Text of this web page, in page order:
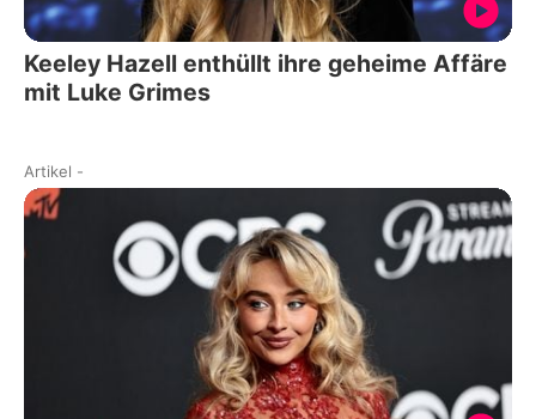
Keeley Hazell enthüllt ihre geheime Affäre
mit Luke Grimes
Artikel -